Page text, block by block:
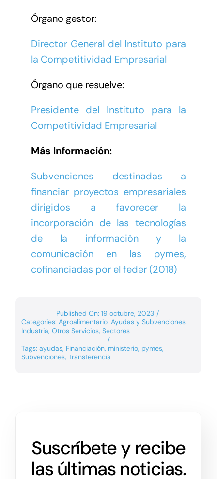
Órgano gestor:
Director General del Instituto para
la Competitividad Empresarial
Órgano que resuelve:
Presidente del Instituto para la
Competitividad Empresarial
Más Información:
Subvenciones destinadas a
financiar proyectos empresariales
dirigidos a favorecer la
incorporación de las tecnologías
de la información y la
comunicación en las pymes,
cofinanciadas por el feder (2018)
Published On: 19 octubre, 2023 /
Categories: Agroalimentario, Ayudas y Subvenciones,
Industria, Otros Servicios, Sectores
/
Tags: ayudas, Financiación, ministerio, pymes,
Subvenciones, Transferencia
Suscríbete y recibe
las últimas noticias.